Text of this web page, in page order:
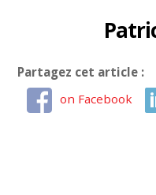
Partagez cet article :
on Facebook